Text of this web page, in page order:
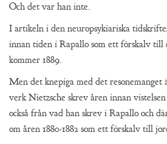
Och det var han inte.
I artikeln i den neuropsykiariska
innan tiden i Rapallo som ett förskalv till
kommer 1889.
Men det knepiga med det
verk Nietzsche skrev åren innan
också från vad han skrev i Rapallo och
om åren 1880-1882 som ett förskalv till